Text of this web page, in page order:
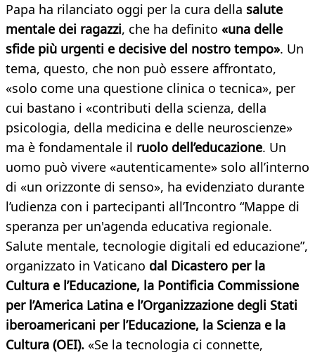
Papa ha rilanciato oggi per la cura della salute
mentale dei ragazzi, che ha definito «una delle
sfide più urgenti e decisive del nostro tempo». Un
tema, questo, che non può essere affrontato,
«solo come una questione clinica o tecnica», per
cui bastano i «contributi della scienza, della
psicologia, della medicina e delle neuroscienze»
ma è fondamentale il ruolo dell’educazione. Un
uomo può vivere «autenticamente» solo all’interno
di «un orizzonte di senso», ha evidenziato durante
l’udienza con i partecipanti all’Incontro “Mappe di
speranza per un'agenda educativa regionale.
Salute mentale, tecnologie digitali ed educazione”,
organizzato in Vaticano dal Dicastero per la
Cultura e l’Educazione, la Pontificia Commissione
per l’America Latina e l’Organizzazione degli Stati
iberoamericani per l’Educazione, la Scienza e la
Cultura (OEI). «Se la tecnologia ci connette,